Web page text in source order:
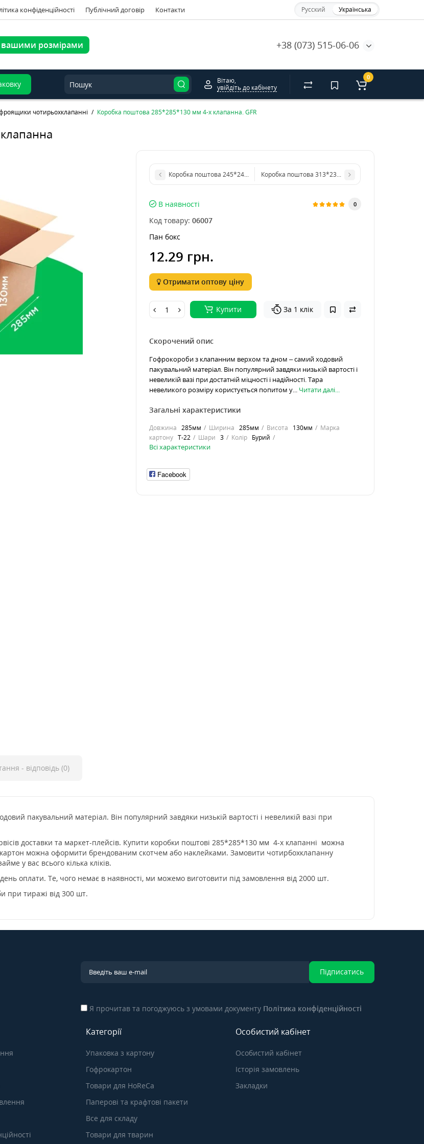
конфіденційності Публічний договір Контакти Русский Українська
+38 (073) 515-06-06
вашими розмірами
Вітаю,
увійдіть до кабінету
0
чотирьохклапанні Коробка поштова 285*285*130 мм 4-х клапанна. GFR
Коробка поштова 245*245*120 мм 4-х клапанна. GFR
В наявності 0
Код товару: 06007
Пан бокс
12.29 грн.
Отримати оптову ціну
Купити За 1 клік
Скорочений опис
Гофрокороби з клапанним верхом та дном – самий ходовий
пакувальний матеріал. Він популярний завдяки низькій вартості і
невеликій вазі при достатній міцності і надійності. Тара
невеликого розміру користується попитом у... Читати далі...
Загальні характеристики
Довжина 285мм Ширина 285мм Висота 130мм
Марка
картону Т-22 Шари 3 Колір Бурий
Всі характеристики
Facebook
- відповідь (0)
пакувальний матеріал. Він популярний завдяки низькій вартості і невеликій вазі при
доставки та маркет-плейсів. Купити коробки поштові 285*285*130 мм 4-х клапанні можна
можна оформити брендованим скотчем або наклейками. Замовити чотирбохклапанну
у вас всього кілька кліків.
оплати. Те, чого немає в наявності, ми можемо виготовити під замовлення від 2000 шт.
при тиражі від 300 шт.
Підписатись
Я прочитав та погоджуюсь з умовами документу Політика конфіденційності
Категорії
Упаковка з картону
Гофрокартон
Товари для HoReCa
Паперові та крафтові пакети
Все для складу
Товари для тварин
Особистий кабінет
Особистий кабінет
Історія замовлень
Закладки